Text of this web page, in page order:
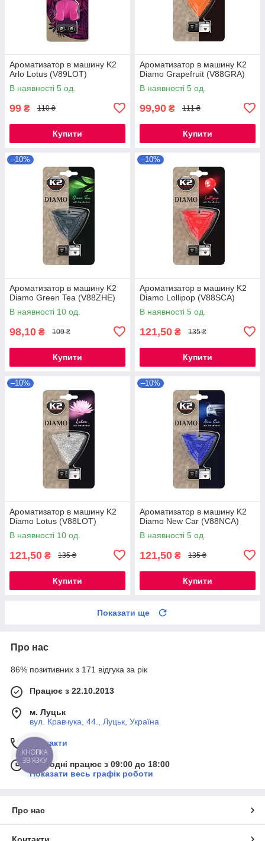
Ароматизатор в машину K2
Arlo Lotus (V89LOT)
В наявності 5 од.
99 ₴ 110 ₴
Купити
Ароматизатор в машину K2
Diamo Grapefruit (V88GRA)
В наявності 5 од.
99,90 ₴ 111 ₴
Купити
–10%
Ароматизатор в машину K2
Diamo Green Tea (V88ZHE)
В наявності 10 од.
98,10 ₴ 109 ₴
Купити
–10%
Ароматизатор в машину K2
Diamo Lollipop (V88SCA)
В наявності 5 од.
121,50 ₴ 135 ₴
Купити
–10%
Ароматизатор в машину K2
Diamo Lotus (V88LOT)
В наявності 10 од.
121,50 ₴ 135 ₴
Купити
–10%
Ароматизатор в машину K2
Diamo New Car (V88NCA)
В наявності 5 од.
121,50 ₴ 135 ₴
Купити
Показати ще
Про нас
86% позитивних з 171 відгука за рік
Працює з 22.10.2013
м. Луцьк
вул. Кравчука, 44., Луцьк, Україна
Контакти
Сьогодні працює з 09:00 до 18:00
Показати весь графік роботи
Про нас
КНОПКА
ЗВ'ЯЗКУ